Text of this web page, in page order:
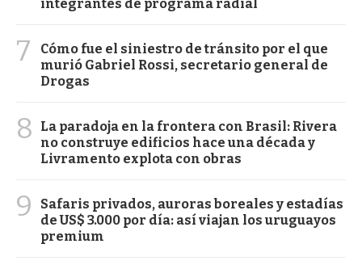
integrantes de programa radial
7
Cómo fue el siniestro de tránsito por el que
murió Gabriel Rossi, secretario general de
Drogas
8
La paradoja en la frontera con Brasil: Rivera
no construye edificios hace una década y
Livramento explota con obras
9
Safaris privados, auroras boreales y estadías
de US$ 3.000 por día: así viajan los uruguayos
premium